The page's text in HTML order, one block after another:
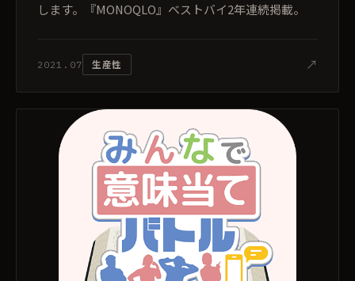
します。『MONOQLO』ベストバイ2年連続掲載。
2021.07 生産性 ↗